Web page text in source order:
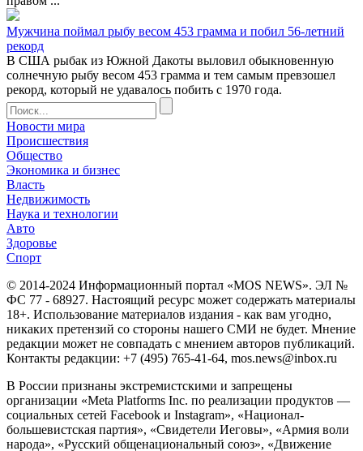
Мужчина поймал рыбу весом 453 грамма и побил 56-летний
рекорд
В США рыбак из Южной Дакоты выловил обыкновенную
солнечную рыбу весом 453 грамма и тем самым превзошел
рекорд, который не удавалось побить с 1970 года.
Новости мира
Происшествия
Общество
Экономика и бизнес
Власть
Недвижимость
Наука и технологии
Авто
Здоровье
Спорт
© 2014-2024 Информационный портал «MOS NEWS». ЭЛ №
ФС 77 - 68927. Настоящий ресурс может содержать материалы
18+. Использование материалов издания - как вам угодно,
никаких претензий со стороны нашего СМИ не будет. Мнение
редакции может не совпадать с мнением авторов публикаций.
Контакты редакции: +7 (495) 765-41-64, mos.news@inbox.ru
В России признаны экстремистскими и запрещены
организации «Meta Platforms Inc. по реализации продуктов —
социальных сетей Facebook и Instagram», «Национал-
большевистская партия», «Свидетели Иеговы», «Армия воли
народа», «Русский общенациональный союз», «Движение